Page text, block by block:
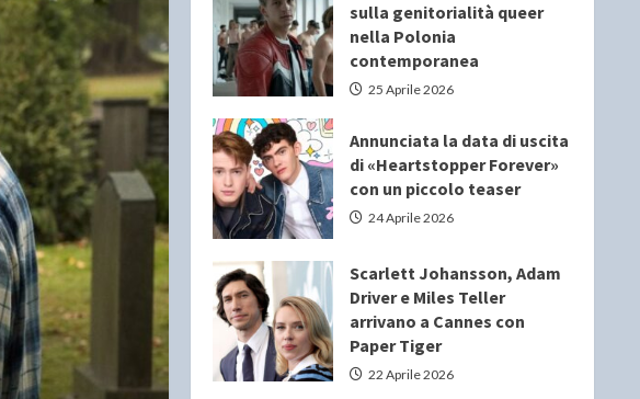
sulla genitorialità queer
nella Polonia
contemporanea
25 Aprile 2026
Annunciata la data di uscita
di «Heartstopper Forever»
con un piccolo teaser
24 Aprile 2026
Scarlett Johansson, Adam
Driver e Miles Teller
arrivano a Cannes con
Paper Tiger
22 Aprile 2026